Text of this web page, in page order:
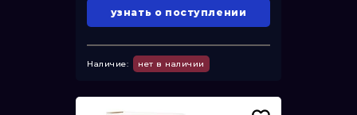
узнать о поступлении
Наличие: нет в наличии